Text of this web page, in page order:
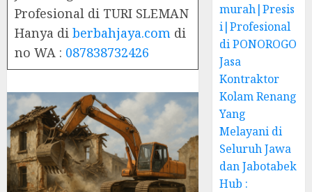
Profesional di TURI SLEMAN
Hanya di berbahjaya.com di
no WA : 087838732426
murah|Presis
i|Profesional
di PONOROGO
Jasa
Kontraktor
Kolam Renang
Yang
Melayani di
Seluruh Jawa
dan Jabotabek
Hub :